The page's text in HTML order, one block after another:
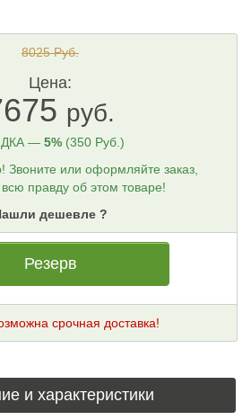
8025 Руб.
Цена:
руб.
— 5% (350 Руб.)
или оформляйте заказ,
правду об этом товаре!
дешевле ?
Резерв
срочная доставка!
и характеристики